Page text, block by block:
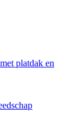
platdak en